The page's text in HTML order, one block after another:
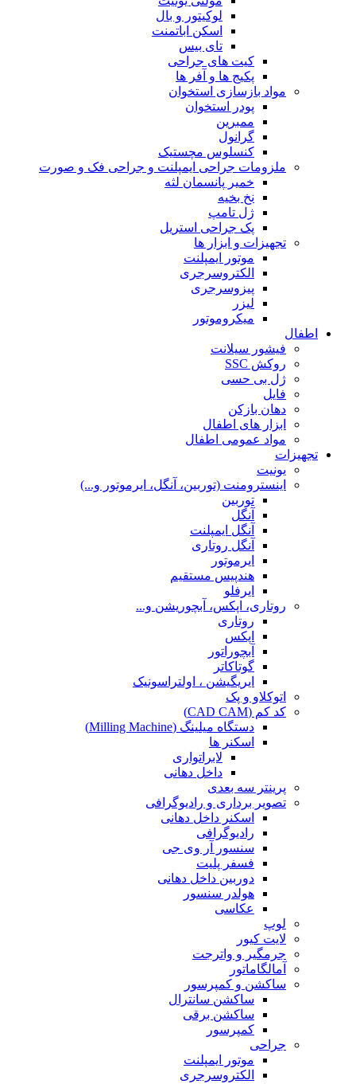
لوکیتور و بال
اسکن اباتمنت
تای بیس
کیت های جراحی
پکیج ها و آفر ها
مواد بازسازی استخوان
پودر استخوان
ممبرین
گرانول
کنسلوس مچستیک
ملزومات جراحی ایمپلنت و جراحی فک و صورت
خمیر پانسمان لثه
نخ بخیه
ژل تامپ
پک جراحی استریل
تجهیزات و ابزار ها
موتور ایمپلنت
الکتروسرجری
پیزوسرجری
لیزر
میکروموتور
اطفال
فیشور سیلانت
روکش SSC
ژل بی حسی
فایل
دهان بازکن
ابزار های اطفال
مواد عمومی اطفال
تجهیزات
یونیت
اینسترومنت (توربین، آنگل، ایرموتور و...)
توربین
آنگل
آنگل ایمپلنت
آنگل روتاری
ایرموتور
هندپیس مستقیم
ایرفلو
روتاری، اپکس، آبچوریشن و...
روتاری
اپکس
آبچوراتور
گوتاکاتر
ایریگیشن ، اولتراسونیک
اتوکلاو و پک
کد کم (CAD CAM)
دستگاه میلینگ (Milling Machine)
اسکنر ها
لابراتواری
داخل دهانی
پرینتر سه بعدی
تصویر برداری و رادیوگرافی
اسکنر داخل دهانی
رادیوگرافی
سنسور آر وی جی
فسفر پلیت
دوربین داخل دهانی
هولدر سنسور
عکاسی
لوپ
لایت کیور
جرمگیر و واترجت
آمالگاماتور
ساکشن و کمپرسور
ساکشن سانترال
ساکشن برقی
کمپرسور
جراحی
موتور ایمپلنت
الکتروسرجری